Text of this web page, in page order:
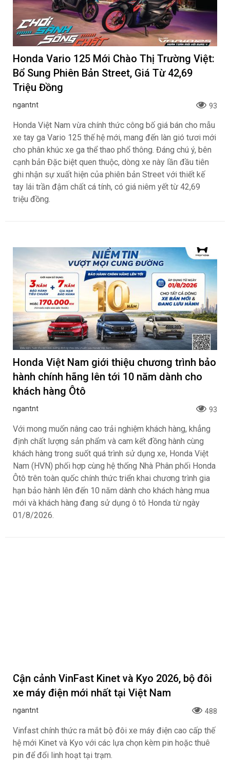
trong tháng 8, giúp khách hàng dễ dàng sở hữu xe trước
tháng Ngâu
Honda Vario 125 Mới Chào Thị Trường Việt:
Bổ Sung Phiên Bản Street, Giá Từ 42,69
Honda Việt Nam vừa chính thức công bố giá bán cho mẫu
xe tay ga Vario 125 thế hệ mới, mang đến làn gió tươi mới
cho phân khúc xe ga thể thao phổ thông. Đáng chú ý, bên
cạnh bản Đặc biệt quen thuộc, dòng xe này lần đầu tiên
ghi nhận sự xuất hiện của phiên bản Street với thiết kế
tay lái trần đậm chất cá tính, có giá niêm yết từ 42,69
triệu đồng.
Honda Việt Nam giới thiệu chương trình bảo
hành chính hãng lên tới 10 năm dành cho
khách hàng Ôtô